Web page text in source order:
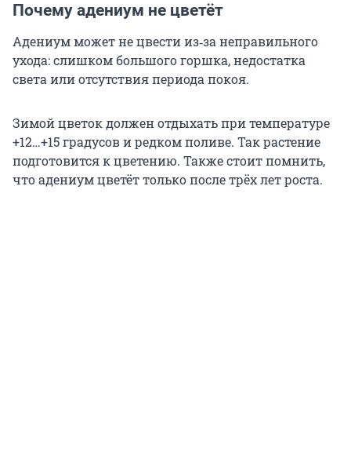
Почему адениум не цветёт
Адениум может не цвести из‑за неправильного
ухода: слишком большого горшка, недостатка
света или отсутствия периода покоя.
Зимой цветок должен отдыхать при температуре
+12…+15 градусов и редком поливе. Так растение
подготовится к цветению. Также стоит помнить,
что адениум цветёт только после трёх лет роста.